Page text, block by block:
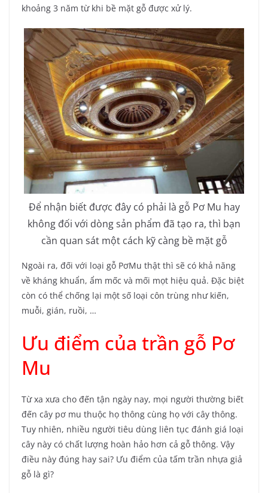
khoảng 3 năm từ khi bề mặt gỗ được xử lý.
Để nhận biết được đây có phải là gỗ Pơ Mu hay
không đối với dòng sản phẩm đã tạo ra, thì bạn
cần quan sát một cách kỹ càng bề mặt gỗ
Ngoài ra, đối với loại gỗ PơMu thật thì sẽ có khả năng
về kháng khuẩn, ẩm mốc và mối mọt hiệu quả. Đặc biệt
còn có thể chống lại một số loại côn trùng như kiến,
muỗi, gián, ruồi, …
Ưu điểm của trần gỗ Pơ
Mu
Từ xa xưa cho đến tận ngày nay, mọi người thường biết
đến cây pơ mu thuộc họ thông cùng họ với cây thông.
Tuy nhiên, nhiều người tiêu dùng liên tục đánh giá loại
cây này có chất lượng hoàn hảo hơn cả gỗ thông. Vậy
điều này đúng hay sai? Ưu điểm của tấm trần nhựa giả
gỗ là gì?